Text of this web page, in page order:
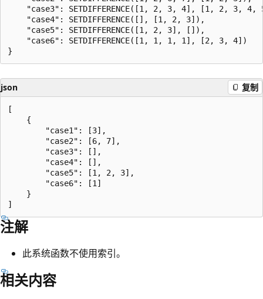
"case3": SETDIFFERENCE([1, 2, 3, 4], [1, 2, 3, 4,
    "case4": SETDIFFERENCE([], [1, 2, 3]),
    "case5": SETDIFFERENCE([1, 2, 3], []),
    "case6": SETDIFFERENCE([1, 1, 1, 1], [2, 3, 4])
json 复制
[
    {
        "case1": [3],
        "case2": [6, 7],
        "case3": [],
        "case4": [],
        "case5": [1, 2, 3],
        "case6": [1]
    }
注解
此系统函数不使用索引。
相关内容